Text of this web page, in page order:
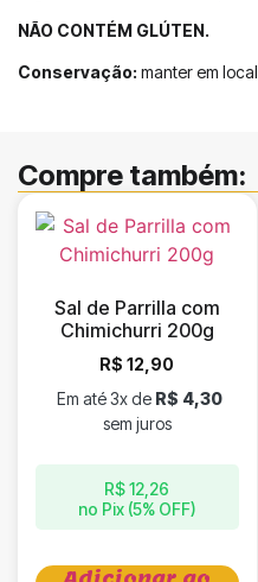
NÃO CONTÉM GLÚTEN.
Conservação: manter em
Compre também:
Sal de Parrilla com
Chimichurri 200g
R$ 12,90
R$12,26
no Pix (5% OFF)
Em até 3x de R$ 4,30
sem juros